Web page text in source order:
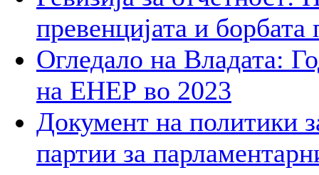
превенцијата и борбата
Огледало на Владата:
на ЕНЕР во 2023
Документ на политики
партии за